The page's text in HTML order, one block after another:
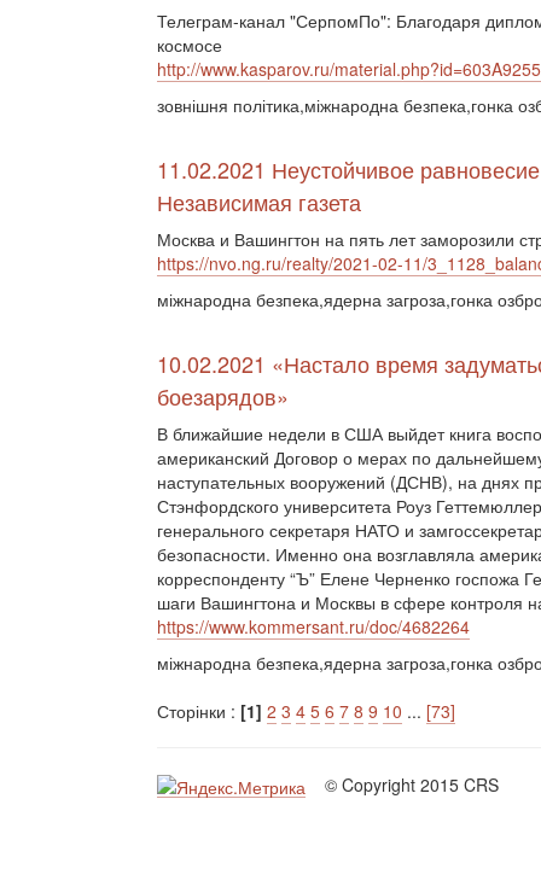
Телеграм-канал "СерпомПо": Благодаря
космосе
http://www.kasparov.ru/
зовнішня політика,міжнародна безпека,гонка
11.02.2021 Неустойчивое
Независимая газета
Москва и Вашингтон на пять лет заморозили
https://nvo.ng.ru/realty/2021-02-11/
міжнародна безпека,ядерна загроза,гонка
10.02.2021 «Настало время
боезарядов»
В ближайшие недели в США выйдет книга
американский Договор о мерах по
наступательных вооружений (ДСНВ), на днях
Стэнфордского университета Роуз
генерального секретаря НАТО и
безопасности. Именно она возглавляла
корреспонденту “Ъ” Елене Черненко госпожа
шаги Вашингтона и Москвы в сфере контроля
https://www.kommersant.ru/doc/4682264
міжнародна безпека,ядерна загроза,гонка
Сторінки : [1] 2 3 4 5 6 7 8 9 10 ... [73]
© Copyright 2015 CRS